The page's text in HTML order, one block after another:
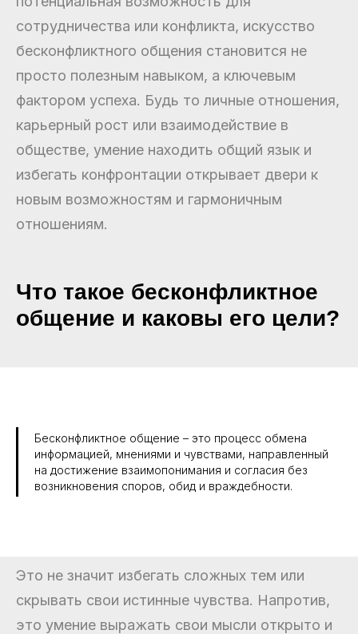
сотрудничества или конфликта, искусство
бесконфликтного общения становится не
просто полезным навыком, а ключевым
фактором успеха. Будь то личные отношения,
карьерный рост или взаимодействие в
обществе, умение находить общий язык и
избегать конфронтации открывает двери к
новым возможностям и гармоничным
отношениям.
Что такое бесконфликтное
общение и каковы его цели?
Бесконфликтное общение – это процесс обмена
информацией, мнениями и чувствами, направленный
на достижение взаимопонимания и согласия без
возникновения споров, обид и враждебности.
Это не значит избегать сложных тем или
скрывать свои истинные чувства. Напротив,
это умение выражать свои мысли открыто и